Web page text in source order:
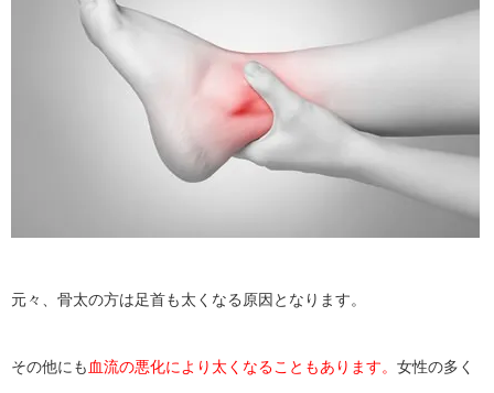
元々、骨太の方は足首も太くなる原因となります。
その他にも 血流の悪化により太くなることもあります。 女性の多く